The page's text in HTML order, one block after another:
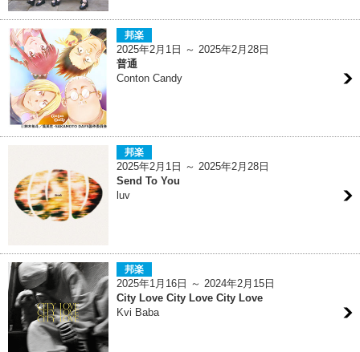
邦楽
2025年2月1日 ～ 2025年2月28日
普通
Conton Candy
邦楽
2025年2月1日 ～ 2025年2月28日
Send To You
luv
邦楽
2025年1月16日 ～ 2024年2月15日
City Love City Love City Love
Kvi Baba